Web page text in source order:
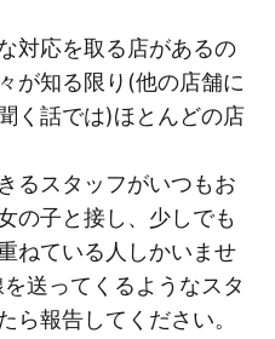
対応を取る店があるの
が知る限り(他の店舗に
く話では)ほとんどの店
るスタッフがいつもお
の子と接し、少しでも
ねている人しかいませ
送ってくるようなスタ
ら報告してください。